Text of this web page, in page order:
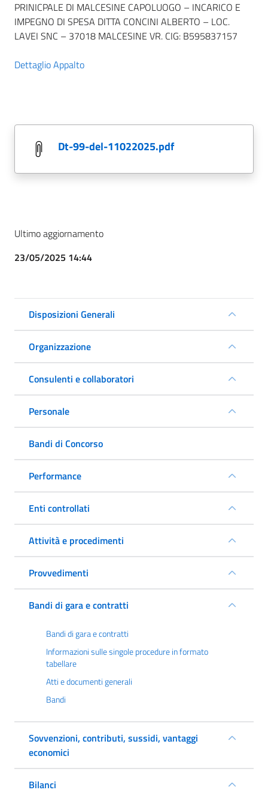
PRINICPALE DI MALCESINE CAPOLUOGO – INCARICO E
IMPEGNO DI SPESA DITTA CONCINI ALBERTO – LOC.
LAVEI SNC – 37018 MALCESINE VR. CIG: B595837157
Dettaglio Appalto
dt-99-del-11022025.pdf
Ultimo aggiornamento
23/05/2025 14:44
Disposizioni Generali
Organizzazione
Consulenti e collaboratori
Personale
Bandi di Concorso
Performance
Enti controllati
Attività e procedimenti
Provvedimenti
Bandi di gara e contratti
Bandi di gara e contratti
Informazioni sulle singole procedure in formato
tabellare
Atti e documenti generali
Bandi
Sovvenzioni, contributi, sussidi, vantaggi
economici
Bilanci